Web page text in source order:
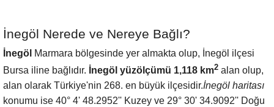
İnegöl Nerede ve Nereye Bağlı?
İnegöl Marmara bölgesinde yer almakta olup, İnegöl ilçesi
Bursa iline bağlıdır. İnegöl yüzölçümü 1,118 km2 alan olup,
alan olarak Türkiye'nin 268. en büyük ilçesidir.İnegöl haritası
konumu ise 40° 4' 48.2952'' Kuzey ve 29° 30' 34.9092'' Doğu